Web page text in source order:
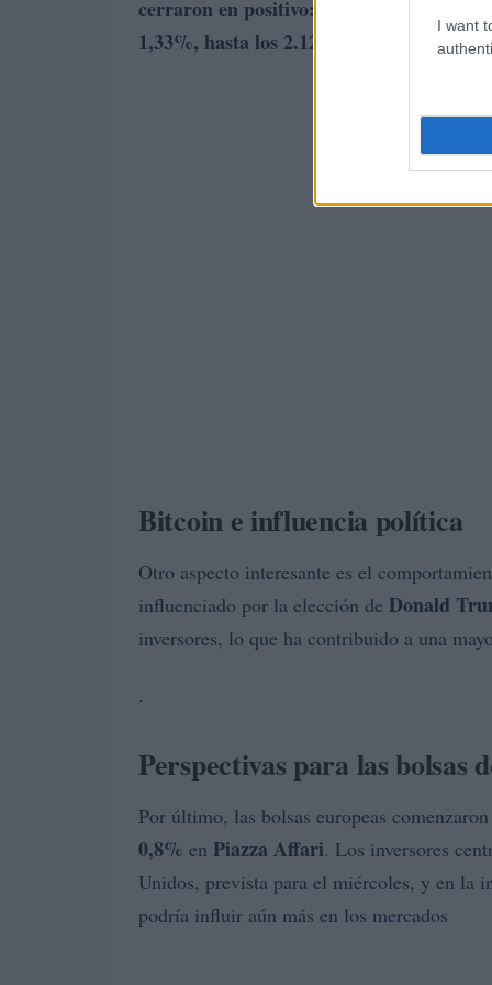
I want
cerraron en positivo: Shanghái subió
1,33%, hasta los 2.122,61 puntos
Bitcoin e influencia política
Otro aspecto interesante es el
influenciado por la elección de Donald
inversores, lo que ha contribuido a una
.
Perspectivas para las bolsas
Por último, las bolsas europeas
0,8% en Piazza Affari. Los inversores
Unidos, prevista para el miércoles, y en la
podría influir aún más en los mercados